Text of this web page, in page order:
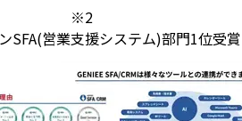
※2
SFA(営業支援システム)部門1位受賞